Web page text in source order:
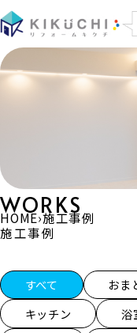
WORKS
施工事例
HOME›施工事例
施工事例一覧
すべて
おま
キッチン
浴